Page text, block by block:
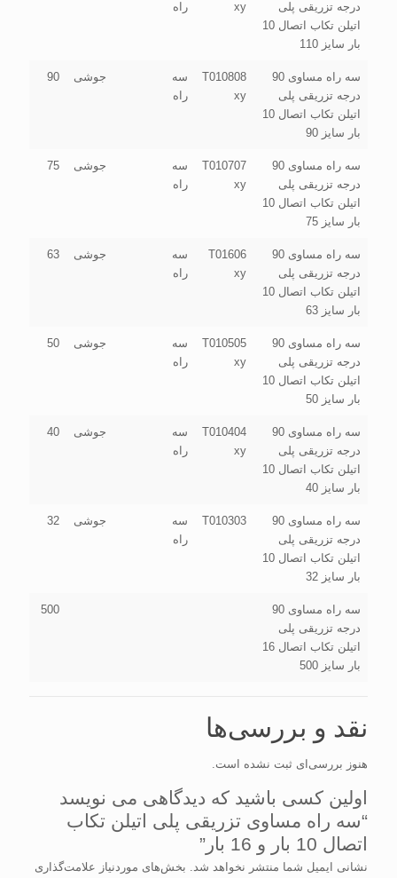
درجه تزریقی پلی
اتیلن تکاب اتصال 10
بار سایز 110
xy راه
سه راه مساوی 90
درجه تزریقی پلی
اتیلن تکاب اتصال 10
بار سایز 90
T010808
xy
سه
راه
جوشی 90
سه راه مساوی 90
درجه تزریقی پلی
اتیلن تکاب اتصال 10
بار سایز 75
T010707
xy
سه
راه
جوشی 75
سه راه مساوی 90
درجه تزریقی پلی
اتیلن تکاب اتصال 10
بار سایز 63
T01606
xy
سه
راه
جوشی 63
سه راه مساوی 90
درجه تزریقی پلی
اتیلن تکاب اتصال 10
بار سایز 50
T010505
xy
سه
راه
جوشی 50
سه راه مساوی 90
درجه تزریقی پلی
اتیلن تکاب اتصال 10
بار سایز 40
T010404
xy
سه
راه
جوشی 40
سه راه مساوی 90
درجه تزریقی پلی
اتیلن تکاب اتصال 10
بار سایز 32
T010303
سه
راه
جوشی 32
سه راه مساوی 90
درجه تزریقی پلی
اتیلن تکاب اتصال 16
بار سایز 500
500
نقد و بررسی‌ها
هنوز بررسی‌ای ثبت نشده است.
اولین کسی باشید که دیدگاهی می نویسد
“سه راه مساوی تزریقی پلی اتیلن تکاب
اتصال 10 بار و 16 بار”
نشانی ایمیل شما منتشر نخواهد شد. بخش‌های موردنیاز علامت‌گذاری